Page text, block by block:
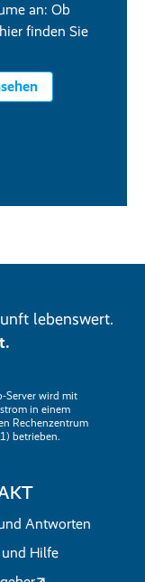
an: Ob
finden Sie
lebenswert.
Server wird mit
in einem
Rechenzentrum
betrieben.
Antworten
Hilfe